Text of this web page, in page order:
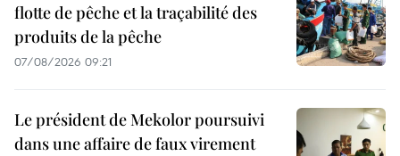
flotte de pêche et la traçabilité des
produits de la pêche
07/08/2026 09:21
Le président de Mekolor poursuivi
dans une affaire de faux virement